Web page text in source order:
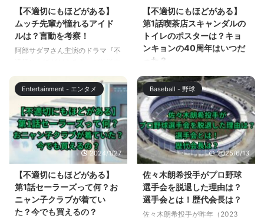
クに入るには、どのようにチケッ
トを購入すればいいのでしょう
か？また、チケットの種類や料金
はどのようになっているのでしょ
うか？さらに、混雑を避けてスム
しょうか？この記事では、イマー
シブ・フォート東京のチケット ...
クができる場所は、以前は別の商
業施設があったところです。その
施設とは一体何だったのでしょう
か？そして、なぜイマーシブ・フ
ォート東京に生まれ変わることに
では、 ・イマーシブ・フォート
東京の場所とその歴史について ...
【不適切にもほどがある】
ムッチ先輩が憧れるアイド
ルは？言動を考察！
阿部サダヲさん主演のドラマ『不
です。 このドラマは、昭和の教
師が令和にタイムスリップすると
いうコメディーですが、注目のキ
ャラクターがいます。それは、磯
村勇斗さん演じるムッチ先輩で
す。ムッチ先輩は、昭和のとある
アイドルに心酔するあまり、その
身なりや言動を完コピする男で
す。しかし、そのアイドルとは一
体誰なのでしょうか？ ムッチ先
輩のファッションやセリフから、
その元ネタを探ってみました。こ
の記事を読めば、『不適切にもほ
【不適切にもほどがある】
第1話喫茶店スキャンダルの
トイレのポスターは？キョ
ンキョンの40周年はいつだ
った？
不適切にもほどがある第1話が放
送されました。 喫茶スキャンダ
ルのトイレのポスターに隠された
穴が、時代を行き来できるタイム
ホールでした（リフォームにより
使えなくなってしまいました）
が、そこに貼られたポスターに反
応してしまった人も多いはず。
この記事では不適切にもほどがあ
る第1話で小川市郎（阿部サダ
ヲ）が思わず反応してしまった、
喫茶スキャンダルのトイレに貼っ
てあったポスターについて解説し
Entertainment - エンタメ
2024/1/27
【不適切にもほどがある】
第1話セーラーズって何？お
ニャン子クラブが着てい
た？今でも買えるの？
Baseball - 野球
2025/6/13
佐々木朗希投手がプロ野球
選手会を脱退した理由は？
選手会とは！歴代会長は？
佐々木朗希投手が昨年（2023